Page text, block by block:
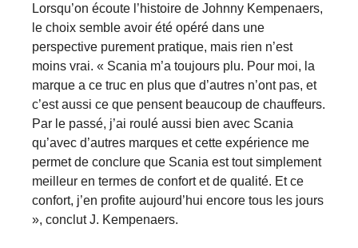
Lorsqu’on écoute l’histoire de Johnny Kempenaers,
le choix semble avoir été opéré dans une
perspective purement pratique, mais rien n’est
moins vrai. « Scania m’a toujours plu. Pour moi, la
marque a ce truc en plus que d’autres n’ont pas, et
c’est aussi ce que pensent beaucoup de chauffeurs.
Par le passé, j’ai roulé aussi bien avec Scania
qu’avec d’autres marques et cette expérience me
permet de conclure que Scania est tout simplement
meilleur en termes de confort et de qualité. Et ce
confort, j’en profite aujourd’hui encore tous les jours
», conclut J. Kempenaers.